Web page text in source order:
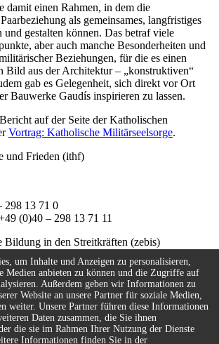
damit einen Rahmen, in dem die
als gemeinsames, langfristiges
und gestalten können. Das betraf viele
aber auch manche Besonderheiten und
Beziehungen, für die es einen
Bild aus der Architektur – „konstruktiven“
gab es Gelegenheit, sich direkt vor Ort
Bauwerke Gaudís inspirieren zu lassen.
auf der Seite der Katholischen
Vortrag: Katholische Militärseelsorge.
und Frieden (ithf)
298 13 71 0
(0)40 – 298 13 71 11
Bildung in den Streitkräften (zebis)
67 08 59 - 55
um Inhalte und Anzeigen zu personalisieren,
Medien anbieten zu können und die Zugriffe auf
Außerdem geben wir Informationen zu
Website an unsere Partner für soziale Medien,
weiter. Unsere Partner führen diese Informationen
Daten zusammen, die Sie ihnen
die sie im Rahmen Ihrer Nutzung der Dienste
Informationen finden Sie in der